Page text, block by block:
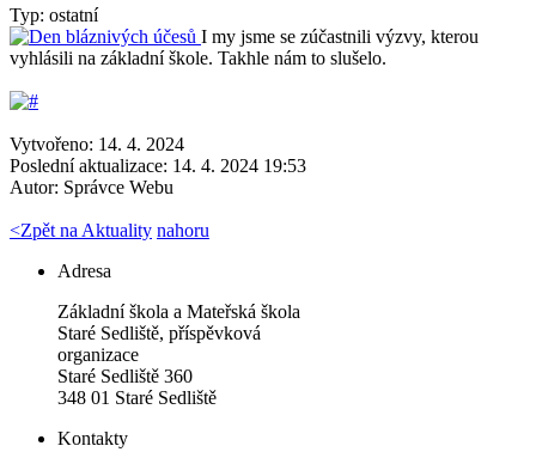
Typ: ostatní
I my jsme se zúčastnili výzvy, kterou
vyhlásili na základní škole. Takhle nám to slušelo.
Vytvořeno: 14. 4. 2024
Poslední aktualizace: 14. 4. 2024 19:53
Autor: Správce Webu
<Zpět na Aktuality nahoru
Adresa
Základní škola a Mateřská škola
Staré Sedliště, příspěvková
organizace
Staré Sedliště 360
348 01 Staré Sedliště
Kontakty